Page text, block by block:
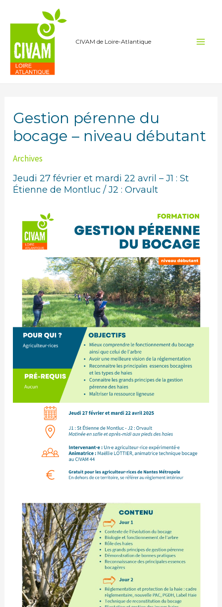
CIVAM de Loire-Atlantique
Gestion pérenne du
bocage – niveau débutant
Archives
Jeudi 27 février et mardi 22 avril – J1 : St
Étienne de Montluc / J2 : Orvault